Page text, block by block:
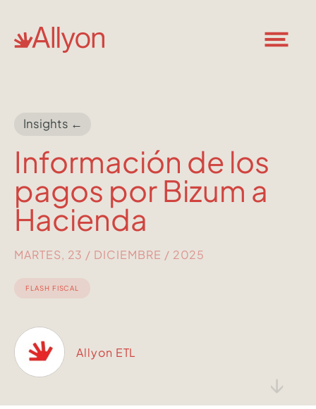
↓
Insights ←
Información de los
pagos por Bizum a
Hacienda
MARTES, 23 / DICIEMBRE / 2025
FLASH FISCAL
Allyon ETL